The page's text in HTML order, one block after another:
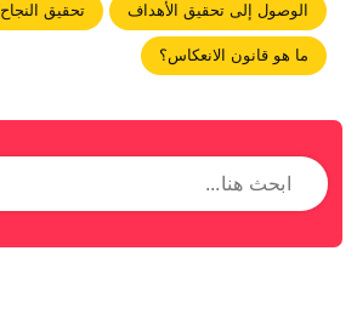
الوصول إلى تحقيق الأهداف تحقيق النجاح
ما هو قانون الانعكاس؟